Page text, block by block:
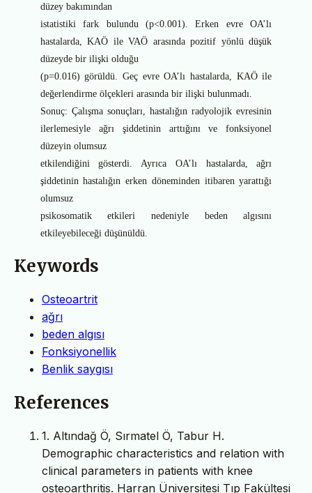
düzey bakımından
istatistiki fark bulundu (p<0.001). Erken evre OA’lı
hastalarda, KAÖ ile VAÖ arasında pozitif yönlü düşük
düzeyde bir ilişki olduğu
(p=0.016) görüldü. Geç evre OA’lı hastalarda, KAÖ ile
değerlendirme ölçekleri arasında bir ilişki bulunmadı.
Sonuç: Çalışma sonuçları, hastalığın radyolojik evresinin
ilerlemesiyle ağrı şiddetinin arttığını ve fonksiyonel
düzeyin olumsuz
etkilendiğini gösterdi. Ayrıca OA’lı hastalarda, ağrı
şiddetinin hastalığın erken döneminden itibaren yarattığı
olumsuz
psikosomatik etkileri nedeniyle beden algısını
etkileyebileceği düşünüldü.
Keywords
Osteoartrit
ağrı
beden algısı
Fonksiyonellik
Benlik saygısı
References
1. Altındağ Ö, Sırmatel Ö, Tabur H.
Demographic characteristics and relation with
clinical parameters in patients with knee
osteoarthritis. Harran Üniversitesi Tıp Fakültesi